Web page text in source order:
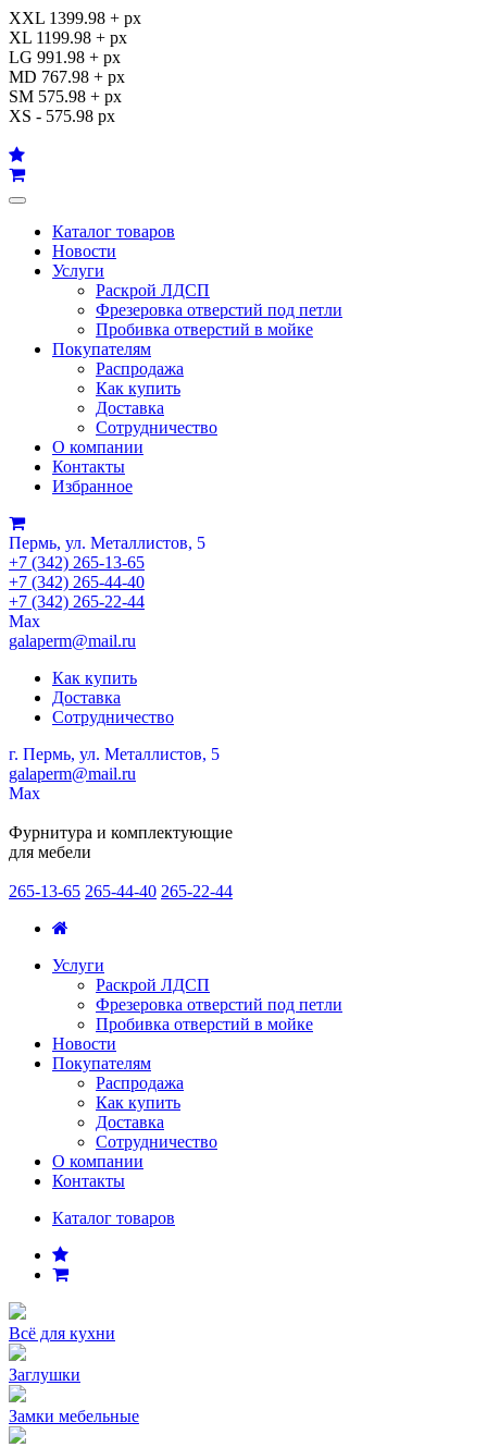
XXL 1399.98 + px
XL 1199.98 + px
LG 991.98 + px
MD 767.98 + px
SM 575.98 + px
XS - 575.98 px
Каталог товаров
Новости
Услуги
Раскрой ЛДСП
Фрезеровка отверстий под петли
Пробивка отверстий в мойке
Покупателям
Распродажа
Как купить
Доставка
Сотрудничество
О компании
Контакты
Избранное
Пермь, ул. Металлистов, 5
+7 (342) 265-13-65
+7 (342) 265-44-40
+7 (342) 265-22-44
Мах
galaperm@mail.ru
Как купить
Доставка
Сотрудничество
г. Пермь, ул. Металлистов, 5
galaperm@mail.ru
Мах
Фурнитура и комплектующие
для мебели
265-13-65 265-44-40 265-22-44
Услуги
Раскрой ЛДСП
Фрезеровка отверстий под петли
Пробивка отверстий в мойке
Новости
Покупателям
Распродажа
Как купить
Доставка
Сотрудничество
О компании
Контакты
Каталог товаров
Всё для кухни
Заглушки
Замки мебельные